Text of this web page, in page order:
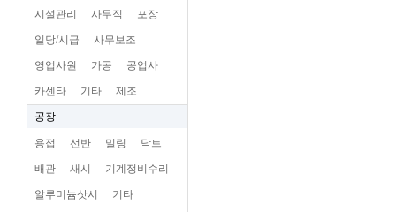
시설관리 사무직 포장
일당/시급 사무보조
영업사원 가공 공업사
카센타 기타 제조
공장
용접 선반 밀링 닥트
배관 새시 기계정비수리
알루미늄삿시 기타